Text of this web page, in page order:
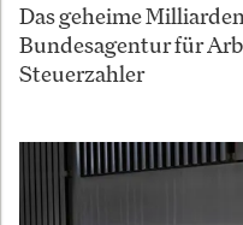
Das geheime
Bundesagentur für
Steuerzahler